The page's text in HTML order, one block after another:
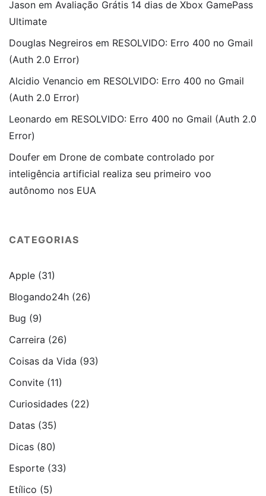
Jason em Avaliação Grátis 14 dias de Xbox GamePass
Ultimate
Douglas Negreiros em RESOLVIDO: Erro 400 no Gmail
(Auth 2.0 Error)
Alcidio Venancio em RESOLVIDO: Erro 400 no Gmail
(Auth 2.0 Error)
Leonardo em RESOLVIDO: Erro 400 no Gmail (Auth 2.0
Error)
Doufer em Drone de combate controlado por
inteligência artificial realiza seu primeiro voo
autônomo nos EUA
CATEGORIAS
Apple (31)
Blogando24h (26)
Bug (9)
Carreira (26)
Coisas da Vida (93)
Convite (11)
Curiosidades (22)
Datas (35)
Dicas (80)
Esporte (33)
Etí­lico (5)